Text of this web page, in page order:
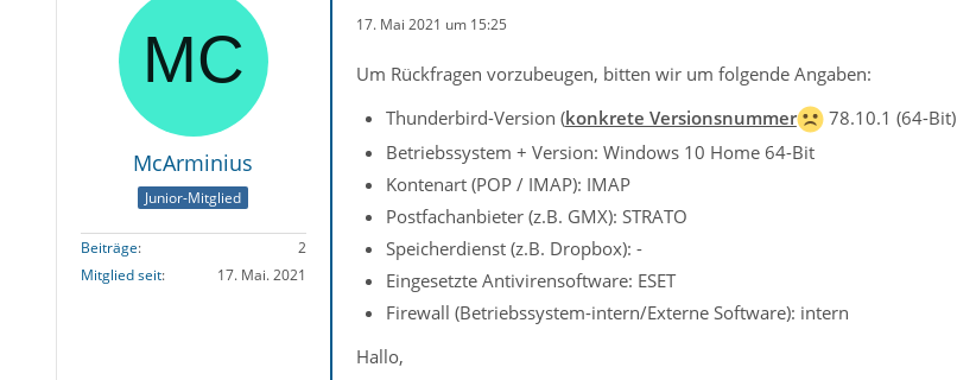
McArminius
Junior-Mitglied
Beiträge
2
Mitglied seit
17. Mai. 2021
17. Mai 2021 um 15:25
Um Rückfragen vorzubeugen, bitten wir um folgende Angaben:
Thunderbird-Version (konkrete Versionsnummer
78.10.1 (64-Bit)
Betriebssystem + Version: Windows 10 Home 64-Bit
Kontenart (POP / IMAP): IMAP
Postfachanbieter (z.B. GMX): STRATO
Speicherdienst (z.B. Dropbox): -
Eingesetzte Antivirensoftware: ESET
Firewall (Betriebssystem-intern/Externe Software): intern
Hallo,